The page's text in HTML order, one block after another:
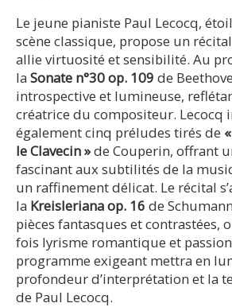
Le jeune pianiste Paul Lecocq,
scène classique, propose un
allie virtuosité et sensibilité. Au
la Sonate n°30 op. 109 de
introspective et lumineuse,
créatrice du compositeur. Lecocq
également cinq préludes tirés de
le Clavecin »de Couperin, offrant
fascinant aux subtilités de la
un raffinement délicat. Le récital
la Kreisleriana op. 16 de
pièces fantasques et contrastées,
fois lyrisme romantique et
programme exigeant mettra en
profondeur d’interprétation et la
de Paul Lecocq.